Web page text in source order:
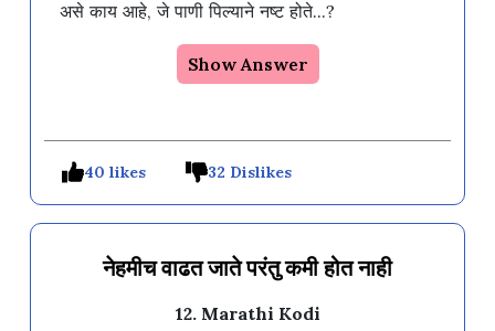
असे काय आहे, जे पाणी पिल्याने नष्ट होते...?
Show Answer
40 likes 32 Dislikes
नेहमीच वाढत जाते परंतु कमी होत नाही
12. Marathi Kodi